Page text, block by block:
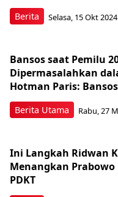
Berita Selasa, 15 Okt
Berita Utama
Bansos saat Pemilu
Dipermasalahkan
Hotman Paris:
Rabu, 27
Ini Langkah Ridwan
Menangkan
PDKT